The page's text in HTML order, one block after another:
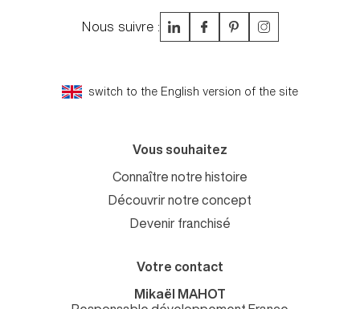
Nous suivre :
switch to the English version of the site
Vous souhaitez
Connaître notre histoire
Découvrir notre concept
Devenir franchisé
Votre contact
Mikaël MAHOT